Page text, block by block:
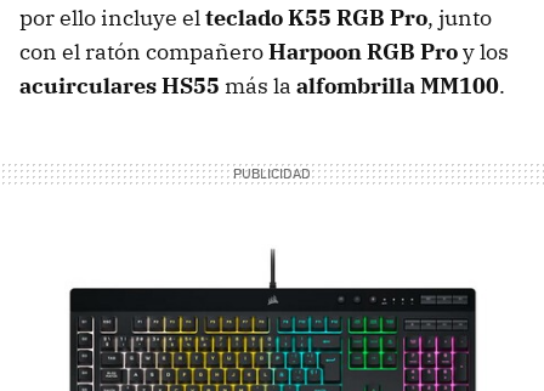
por ello incluye elteclado K55 RGB Pro, junto
con el ratón compañeroHarpoon RGB Proy los
acuirculares HS55 más la alfombrilla MM100.